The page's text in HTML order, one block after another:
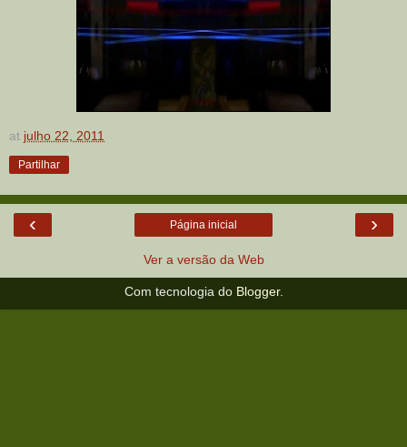
at julho 22, 2011
Partilhar
‹ ›
Página inicial
Ver a versão da Web
Com tecnologia do Blogger.